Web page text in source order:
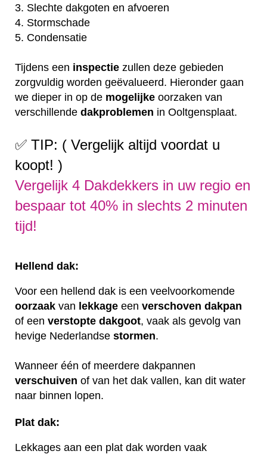
3. Slechte dakgoten en afvoeren
4. Stormschade
5. Condensatie
Tijdens een inspectie zullen deze gebieden
zorgvuldig worden geëvalueerd. Hieronder gaan
we dieper in op de mogelijke oorzaken van
verschillende dakproblemen in Ooltgensplaat.
✅ TIP: ( Vergelijk altijd voordat u
koopt! )
Vergelijk 4 Dakdekkers in uw regio en
bespaar tot 40% in slechts 2 minuten
tijd!
Hellend dak:
Voor een hellend dak is een veelvoorkomende
oorzaak van lekkage een verschoven dakpan
of een verstopte dakgoot, vaak als gevolg van
hevige Nederlandse stormen.
Wanneer één of meerdere dakpannen
verschuiven of van het dak vallen, kan dit water
naar binnen lopen.
Plat dak:
Lekkages aan een plat dak worden vaak